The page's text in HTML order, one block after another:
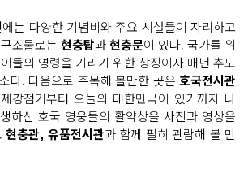
는 다양한 기념비와 주요 시설들이 자리하고
조물로는 현충탑과현충문이 있다. 국가를 위
들의 영령을 기리기 위한 상징이자 매년 추모
다. 다음으로 주목해 볼만한 곳은 호국전시관
강점기부터 오늘의 대한민국이 있기까지 나
하신 호국 영웅들의 활약상을 사진과 영상을
현충관, 유품전시관과 함께 필히 관람해 볼 만